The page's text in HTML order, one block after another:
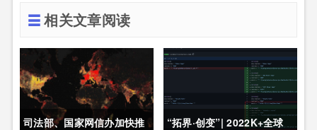
相关文章阅读
司法部、国家网信办加快推
“拓界·创变”| 2022K+全球